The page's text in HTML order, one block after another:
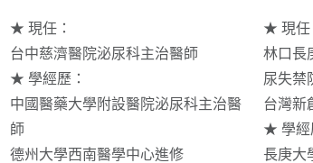
★ 現任：
台中慈濟醫院泌尿科主治醫師
★ 學經歷：
中國醫藥大學附設醫院泌尿科主治醫
師
德州大學西南醫學中心進修
★ 現任
林口長
尿失禁
台灣新
★ 學經
長庚大